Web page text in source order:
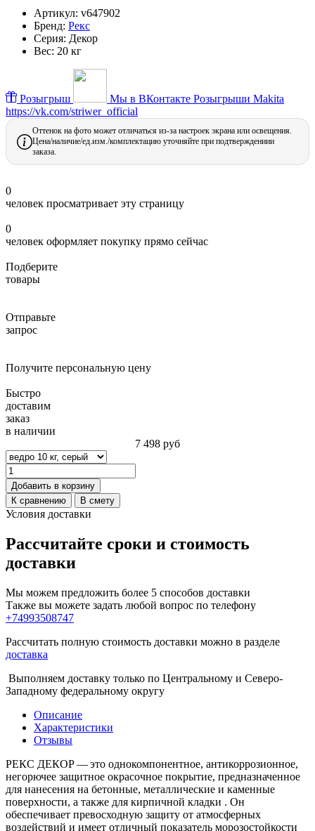
Артикул: v647902
Бренд: Рекс
Серия: Декор
Вес: 20 кг
Розыгрыш Мы в ВКонтакте Розыгрыши Makita
https://vk.com/striwer_official
Оттенок на фото может отличаться из-за настроек экрана или освещения.
Цена/наличие/ед.изм./комплектацию уточняйте при подтверждениии
заказа.
0
человек просматривает эту страницу
0
человек оформляет покупку прямо сейчас
Подберите
товары
Отправьте
запрос
Получите персональную цену
Быстро
доставим
заказ
в наличии
7 498 руб
Добавить в корзину
К сравнению
В смету
Условия доставки
Рассчитайте сроки и стоимость
доставки
Мы можем предложить более 5 способов доставки
Также вы можете задать любой вопрос по телефону
+74993508747
Рассчитать полную стоимость доставки можно в разделе
доставка
Выполняем доставку только по Центральному и Северо-
Западному федеральному округу
Описание
Характеристики
Отзывы
РЕКС ДЕКОР — это однокомпонентное, антикоррозионное,
негорючее защитное окрасочное покрытие, предназначенное
для нанесения на бетонные, металлические и каменные
поверхности, а также для кирпичной кладки . Он
обеспечивает превосходную защиту от атмосферных
воздействий и имеет отличный показатель морозостойкости